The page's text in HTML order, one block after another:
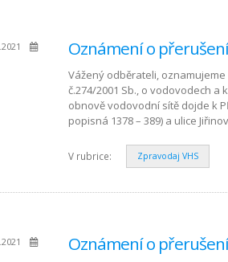
Oznámení o
Vážený odběrateli,
č.274/2001 Sb., o vodovodech
obnově vodovodní sítě dojde k
popisná 1378 – 389) a ulice
V rubrice: Zpravodaj VHS
Oznámení o